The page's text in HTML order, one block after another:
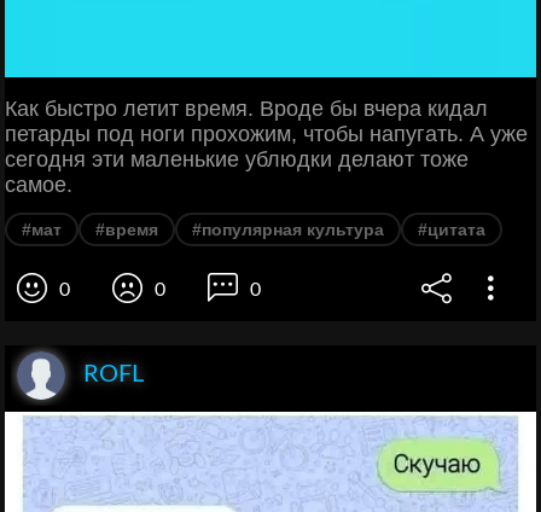
Как быстро летит время. Вроде бы вчера кидал
петарды под ноги прохожим, чтобы напугать. А уже
сегодня эти маленькие ублюдки делают тоже
самое.
#мат #время #популярная культура #цитата
0 0 0
ROFL